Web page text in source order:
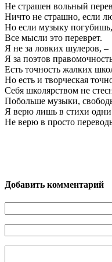
Не страшен вольный
Ничто не страшно, если
Но если музыку погубишь,
Все мысли это переврет.
Я не за ловких шулеров, –
Я за поэтов
Есть точность жалких
Но есть и творческая
Себя школярством не
Побольше музыки,
Я верю лишь в стихи
Не верю в просто
Добавить комментарий